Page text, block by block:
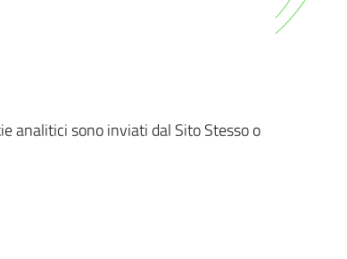
analitici sono inviati dal Sito Stesso o